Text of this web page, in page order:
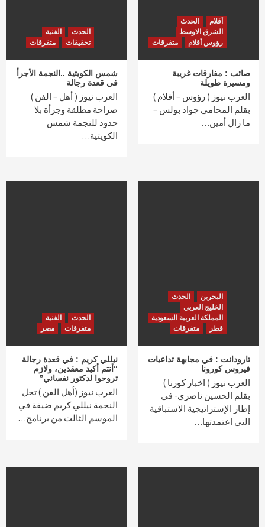
أقلام
الحدث
الشرق الاوسط
رؤوس أقلام
متفرقات
صائب : مفارقات غريبة
ومسيرة طويلة
العرب نيوز ( رؤوس – أقلام )
بقلم المحامي جواد بولس –
ما زال أمين…
الحدث
الفنية
تحقيقات
متفرقات
شمس الكويتية ..النجمة الأجرأ
في قعدة رجالة
العرب نيوز ( أهل – الفن )
صراحة مطلقة وجرأة بلا
حدود للنجمة شمس
الكويتية…
البحرين
الحدث
الخليج العربي
المملكة العربية السعودية
قطر
متفرقات
تارودانت : في مجابهة تداعيات
فيروس كورونا
العرب نيوز ( اخبار كورنا )
بقلم الحسين ناصري- في
إطار الإستراتيجية الاستباقية
التي اعتمدتها…
الحدث
الفنية
متفرقات
مصر
نيللي كريم : في قعدة رجالة
“أنتم أكيد معقدين، ولازم
تروحوا لدكتور نفساني”
العرب نيوز (أهل الفن ) تحل
النجمة نيللي كريم ضيفة في
الموسم الثالث من برنامج…